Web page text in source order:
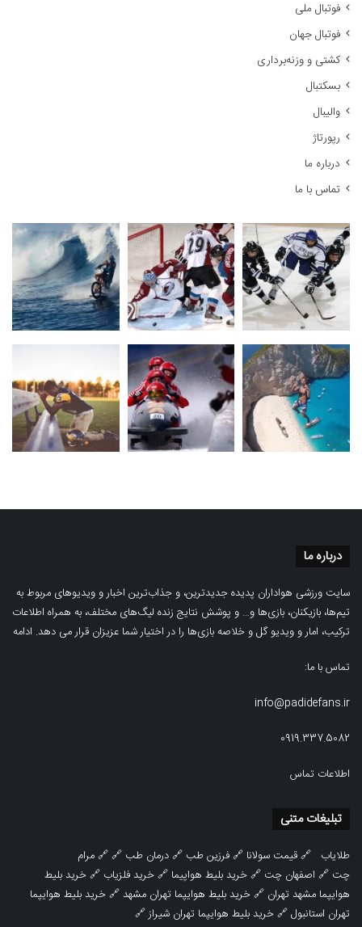
فوتبال ملی
فوتبال جهان
کشتی و وزنه‌برداری
بسکتبال
والیبال
رپورتاژ
درباره ما
تماس با ما
درباره ما
سایت ورزشی هواداران پدیده جدیدترین، و جذاب‌ترین اخبار و ویدیوهای مربوط به
تیم‌ها، بازیکنان، بازی‌ها و… و پوشش نتایج زنده لیگ‌های مختلف، به همراه اطلاعات
ترکیب، امار و ویدیو‌‌ گل‌ و خلاصه بازی‌ها را در اختیار شما عزیزان قرار می دهد. ادامه
تماس با ما:
info@padidefans.ir
0919.337.5082
اطلاعات تماس
تبلیغات متنی
طلایاب 🔗قیمت سولانا 🔗فرزین طب 🔗درمان طب 🔗 🔗مرام
چت 🔗 اصفهان چت 🔗خرید بلیط هواپیما 🔗خرید فلزیاب 🔗خرید بلیط
هوایپما مشهد تهران 🔗خرید بلیط هوایپما تهران مشهد🔗خرید بلیط هوایپما
تهران استانبول🔗خرید بلیط هوایپما تهران شیراز🔗